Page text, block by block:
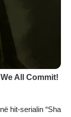
hit-serialin “Sha